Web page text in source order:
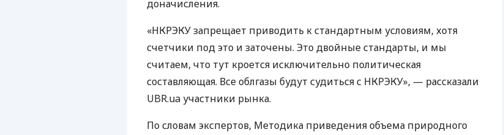
доначисления.
«НКРЭКУ запрещает приводить к стандартным условиям, хотя
счетчики под это и заточены. Это двойные стандарты, и мы
считаем, что тут кроется исключительно политическая
составляющая. Все облгазы будут судиться с НКРЭКУ», — рассказали
UBR.ua участники рынка.
По словам экспертов, Методика приведения объема природного